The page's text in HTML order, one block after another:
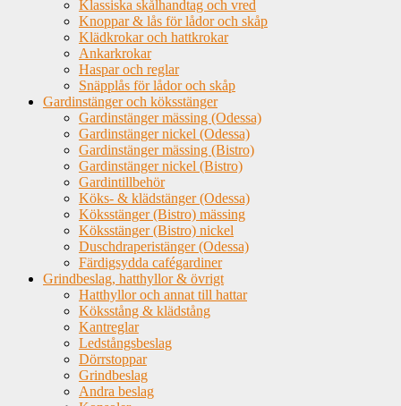
Klassiska skålhandtag och vred
Knoppar & lås för lådor och skåp
Klädkrokar och hattkrokar
Ankarkrokar
Haspar och reglar
Snäpplås för lådor och skåp
Gardinstänger och köksstänger
Gardinstänger mässing (Odessa)
Gardinstänger nickel (Odessa)
Gardinstänger mässing (Bistro)
Gardinstänger nickel (Bistro)
Gardintillbehör
Köks- & klädstänger (Odessa)
Köksstänger (Bistro) mässing
Köksstänger (Bistro) nickel
Duschdraperistänger (Odessa)
Färdigsydda cafégardiner
Grindbeslag, hatthyllor & övrigt
Hatthyllor och annat till hattar
Köksstång & klädstång
Kantreglar
Ledstångsbeslag
Dörrstoppar
Grindbeslag
Andra beslag